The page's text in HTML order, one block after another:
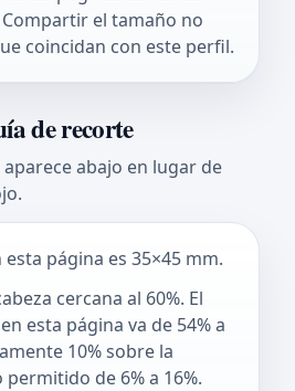
el tamaño no
coincidan con este perfil.
de recorte
abajo en lugar de
página es 35×45 mm.
cercana al 60%. El
esta página va de 54% a
10% sobre la
de 6% a 16%.